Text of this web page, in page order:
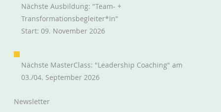
Die Guten Ins Töpfchen, die Schlechten
ins...
Newsletter
Nächste Ausbildung: "Team- +
Transformationsbegleiter*in"
Start: 09. November 2026
Nächste MasterClass: "Leadership Coaching" am
03./04. September 2026